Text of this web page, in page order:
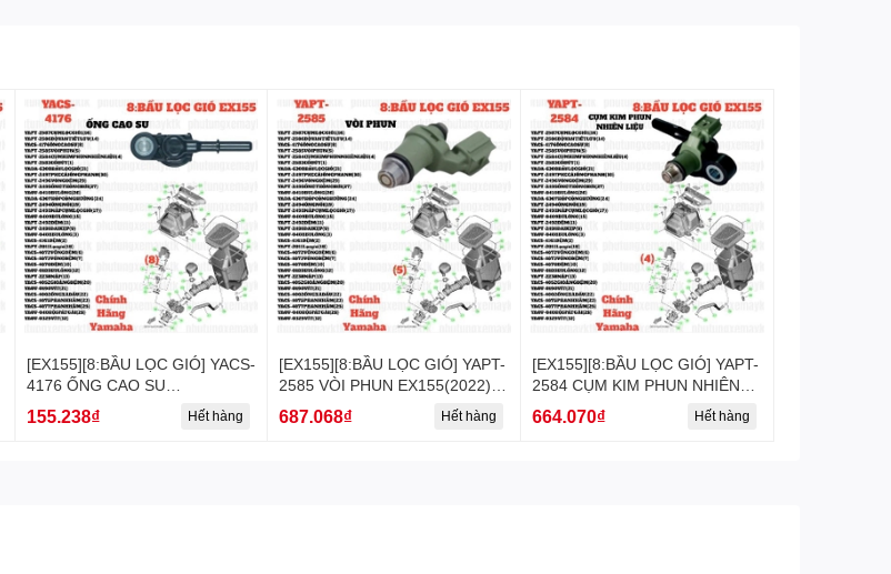
[EX155][8:BẦU LỌC GIÓ] YACS-
4176 ỐNG CAO SU
EX155(2022)-[Yamaha] (8),
NVX155_V1 [8:BẦU(11)]
155.238₫ Hết hàng
[EX155][8:BẦU LỌC GIÓ] YAPT-
2585 VÒI PHUN EX155(2022)-
[Yamaha] (5)
687.068₫ Hết hàng
[EX155][8:BẦU LỌC GIÓ] YAPT-
2584 CỤM KIM PHUN NHIÊN
LIỆU EX155(2022)-[Yamaha] (4)
664.070₫ Hết hàng